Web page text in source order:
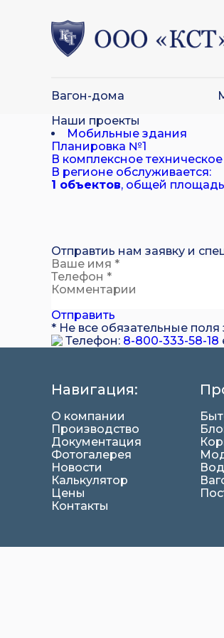
Вагон-дома
Наши проекты
Мобильные здания
Планировка №1
В комплексное
В регионе обслуживается:
1 объектов, общей
Отправтиь нам заявку и
Отправить
* Не все обязательные
Телефон: 8-800-333-58-18
Навигация:
О компании
Производство
Документация
Фотогалерея
Новости
Калькулятор
Цены
Контакты